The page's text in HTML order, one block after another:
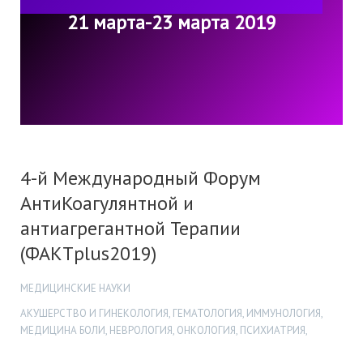
21 марта-23 марта 2019
4-й Международный Форум
АнтиКоагулянтной и
антиагрегантной Терапии
(ФАКТplus2019)
МЕДИЦИНСКИЕ НАУКИ
АКУШЕРСТВО И ГИНЕКОЛОГИЯ, ГЕМАТОЛОГИЯ, ИММУНОЛОГИЯ,
МЕДИЦИНА БОЛИ, НЕВРОЛОГИЯ, ОНКОЛОГИЯ, ПСИХИАТРИЯ,